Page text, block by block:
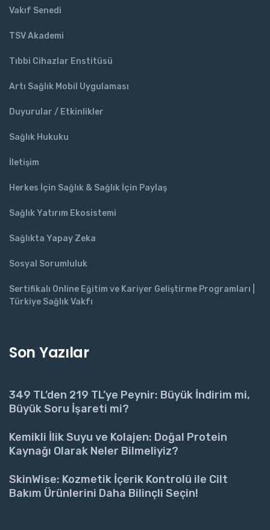
Vakıf Senedi
TSV Akademi
Tıbbi Cihazlar Enstitüsü
Artı Sağlık Mobil Uygulaması
Duyurular / Etkinlikler
Sağlık Hukuku
İletişim
Herkes İçin Sağlık & Sağlık İçin Paylaş
Sağlık Yatırım Ekosistemi
Sağlıkta Yapay Zeka
Sosyal Sorumluluk
Sertifikalı Online Eğitim ve Kariyer Geliştirme Programları |
Türkiye Sağlık Vakfı
Son Yazılar
349 TL’den 219 TL’ye Peynir: Büyük İndirim mi,
Büyük Soru İşareti mi?
Kemikli İlik Suyu ve Kolajen: Doğal Protein
Kaynağı Olarak Neler Bilmeliyiz?
SkinWise: Kozmetik İçerik Kontrolü ile Cilt
Bakım Ürünlerini Daha Bilinçli Seçin!